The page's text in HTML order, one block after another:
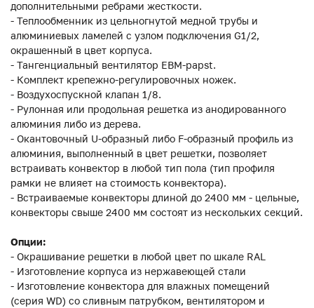
дополнительными ребрами жесткости.
- Теплообменник из цельногнутой медной трубы и
алюминиевых ламелей с узлом подключения G1/2,
окрашенный в цвет корпуса.
- Тангенциальный вентилятор EBM-papst.
- Комплект крепежно-регулировочных ножек.
- Воздухоспускной клапан 1/8.
- Рулонная или продольная решетка из анодированного
алюминия либо из дерева.
- Окантовочный U-образный либо F-образный профиль из
алюминия, выполненный в цвет решетки, позволяет
встраивать конвектор в любой тип пола (тип профиля
рамки не влияет на стоимость конвектора).
- Встраиваемые конвекторы длиной до 2400 мм - цельные,
конвекторы свыше 2400 мм состоят из нескольких секций.
Опции:
- Окрашивание решетки в любой цвет по шкале RAL
- Изготовление корпуса из нержавеющей стали
- Изготовление конвектора для влажных помещений
(серия WD) со сливным патрубком, вентилятором и